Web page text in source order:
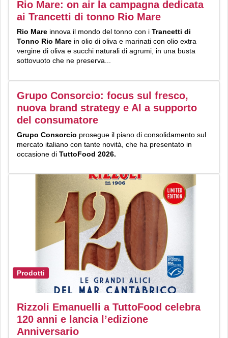
Rio Mare: on air la campagna dedicata
ai Trancetti di tonno Rio Mare
Rio Mare innova il mondo del tonno con i Trancetti di
Tonno Rio Mare in olio di oliva e marinati con olio extra
vergine di oliva e succhi naturali di agrumi, in una busta
sottovuoto che ne preserva...
Grupo Consorcio: focus sul fresco,
nuova brand strategy e AI a supporto
del consumatore
Grupo Consorcio prosegue il piano di consolidamento sul
mercato italiano con tante novità, che ha presentato in
occasione di TuttoFood 2026.
Prodotti
Rizzoli Emanuelli a TuttoFood celebra
120 anni e lancia l’edizione
Anniversario